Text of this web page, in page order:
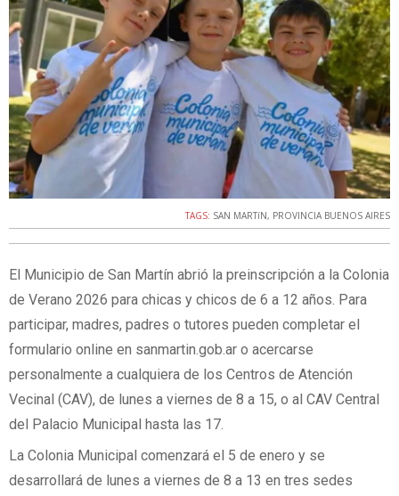
TAGS: SAN MARTíN, PROVINCIA BUENOS AIRES
El Municipio de San Martín abrió la preinscripción a la Colonia
de Verano 2026 para chicas y chicos de 6 a 12 años. Para
participar, madres, padres o tutores pueden completar el
formulario online en sanmartin.gob.ar o acercarse
personalmente a cualquiera de los Centros de Atención
Vecinal (CAV), de lunes a viernes de 8 a 15, o al CAV Central
del Palacio Municipal hasta las 17.
La Colonia Municipal comenzará el 5 de enero y se
desarrollará de lunes a viernes de 8 a 13 en tres sedes